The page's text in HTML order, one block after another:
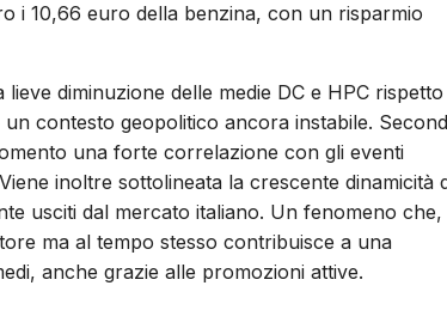
i 10,66 euro della benzina, con un risparmio
diminuzione delle medie DC e HPC
contesto geopolitico ancora instabile.
una forte correlazione con gli eventi
inoltre sottolineata la crescente dinamicità
usciti dal mercato italiano. Un fenomeno che,
ma al tempo stesso contribuisce a una
anche grazie alle promozioni attive.